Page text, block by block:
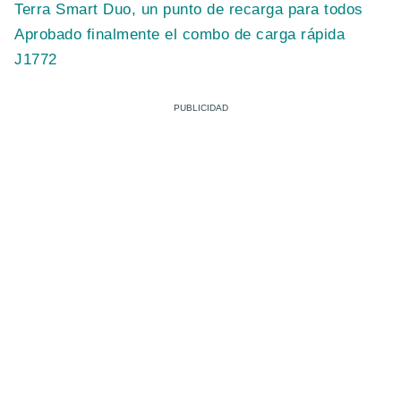
Terra Smart Duo, un punto de recarga para todos
Aprobado finalmente el combo de carga rápida
J1772